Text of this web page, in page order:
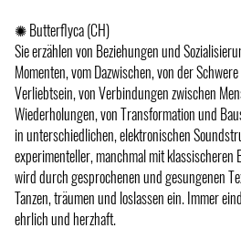
✺ Butterflyca (CH)
Sie erzählen von Beziehungen und
Momenten, vom Dazwischen, von der
Verliebtsein, von Verbindungen zwischen
Wiederholungen, von Transformation und
in unterschiedlichen, elektronischen
experimenteller, manchmal mit
wird durch gesprochenen und gesungenen
Tanzen, träumen und loslassen ein. Immer
ehrlich und herzhaft.